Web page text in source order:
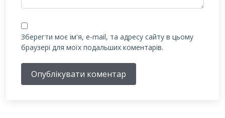
Зберегти моє ім'я, e-mail, та адресу сайту в цьому
браузері для моїх подальших коментарів.
Опублікувати коментар